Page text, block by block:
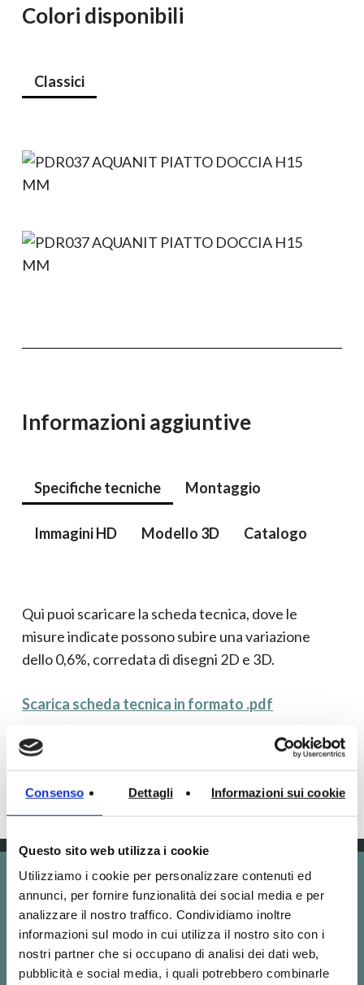
Consenso Dettagli Informazioni sui cookie
Questo sito web utilizza i cookie
Utilizziamo i cookie per personalizzare contenuti ed
annunci, per fornire funzionalità dei social media e per
analizzare il nostro traffico. Condividiamo inoltre
informazioni sul modo in cui utilizza il nostro sito con i
nostri partner che si occupano di analisi dei dati web,
pubblicità e social media, i quali potrebbero combinarle
Colori disponibili
Classici
Informazioni aggiuntive
Specifiche tecniche Montaggio
Immagini HD Modello 3D Catalogo
Qui puoi scaricare la scheda tecnica, dove le
misure indicate possono subire una variazione
dello 0,6%, corredata di disegni 2D e 3D.
Scarica scheda tecnica in formato .pdf
Scarica scheda tecnica in formato .dwg
Altri prodotti Aquanit
che potrebbero